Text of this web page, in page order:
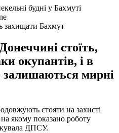
Бахмут
стоїть,
окупантів, і в
залишаються мирні
стояти на захисті
якому показано роботу
ДПСУ.